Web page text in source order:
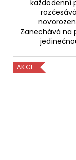
každodenní
Zanechává na
AKCE